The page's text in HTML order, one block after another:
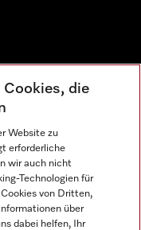
Cookies, die
Website zu
erforderliche
wir auch nicht
Technologien für
von Dritten,
über
dabei helfen, Ihr